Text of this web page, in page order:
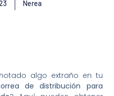
Nerea
algo extraño en tu
de distribución para